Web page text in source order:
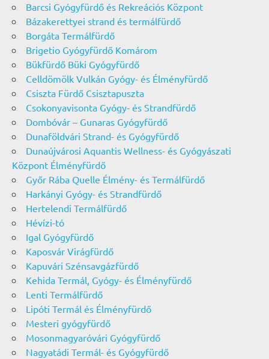
Barcsi Gyógyfürdő és Rekreációs Központ
Bázakerettyei strand és termálfürdő
Borgáta Termálfürdő
Brigetio Gyógyfürdő Komárom
Bükfürdő Büki Gyógyfürdő
Celldömölk Vulkán Gyógy- és Élményfürdő
Csiszta Fürdő Csisztapuszta
Csokonyavisonta Gyógy- és Strandfürdő
Dombóvár – Gunaras Gyógyfürdő
Dunaföldvári Strand- és Gyógyfürdő
Dunaújvárosi Aquantis Wellness- és Gyógyászati
Központ Élményfürdő
Győr Rába Quelle Élmény- és Termálfürdő
Harkányi Gyógy- és Strandfürdő
Hertelendi Termálfürdő
Hévízi-tó
Igal Gyógyfürdő
Kaposvár Virágfürdő
Kapuvári Szénsavgázfürdő
Kehida Termál, Gyógy- és Élményfürdő
Lenti Termálfürdő
Lipóti Termál és Élményfürdő
Mesteri gyógyfürdő
Mosonmagyaróvári Gyógyfürdő
Nagyatádi Termál- és Gyógyfürdő